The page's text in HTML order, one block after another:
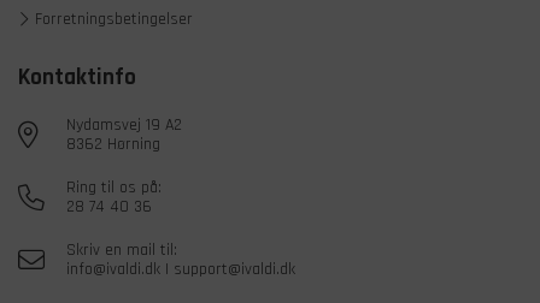
Forretningsbetingelser
Kontaktinfo
Nydamsvej 19 A2
8362 Hørning
Ring til os på:
28 74 40 36
Skriv en mail til:
info@ivaldi.dk | support@ivaldi.dk